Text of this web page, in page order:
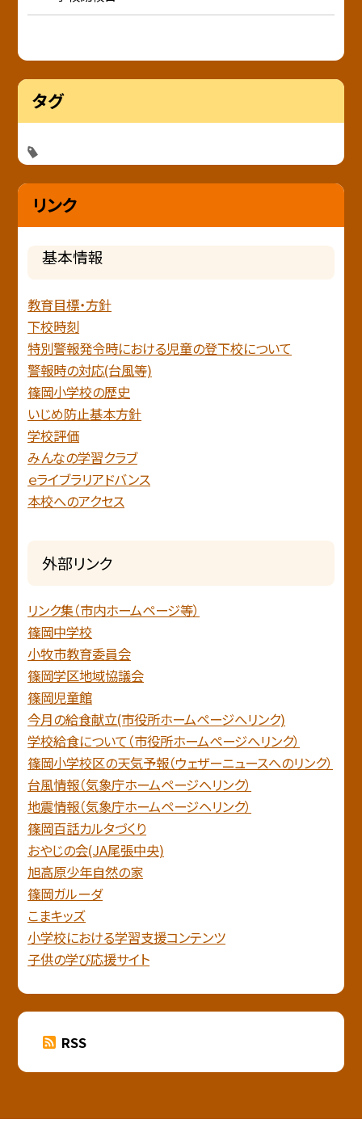
タグ
リンク
基本情報
教育目標・方針
下校時刻
特別警報発令時における児童の登下校について
警報時の対応(台風等)
篠岡小学校の歴史
いじめ防止基本方針
学校評価
みんなの学習クラブ
ｅライブラリアドバンス
本校へのアクセス
外部リンク
リンク集（市内ホームページ等）
篠岡中学校
小牧市教育委員会
篠岡学区地域協議会
篠岡児童館
今月の給食献立(市役所ホームページへリンク)
学校給食について（市役所ホームページへリンク）
篠岡小学校区の天気予報（ウェザーニュースへのリンク）
台風情報（気象庁ホームページへリンク）
地震情報（気象庁ホームページヘリンク）
篠岡百話カルタづくり
おやじの会(JA尾張中央)
旭高原少年自然の家
篠岡ガルーダ
こまキッズ
小学校における学習支援コンテンツ
子供の学び応援サイト
RSS